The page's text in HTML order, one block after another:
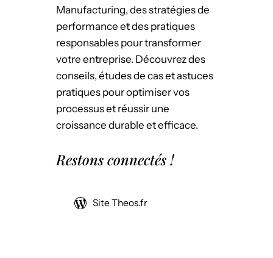
Manufacturing, des stratégies de
performance et des pratiques
responsables pour transformer
votre entreprise. Découvrez des
conseils, études de cas et astuces
pratiques pour optimiser vos
processus et réussir une
croissance durable et efficace.
Restons connectés !
Site Theos.fr